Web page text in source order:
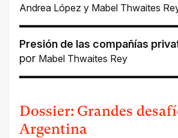
Andrea López y Mabel Thwaites
Presión de las compañías
por Mabel Thwaites Rey
Dossier: Grandes
Argentina